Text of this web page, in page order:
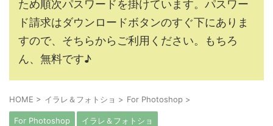
ため順次パスワードを掛けています。パスワー
ド請求はダウンロードボタンのすぐ下にありま
すので、そちらからご利用ください。もちろ
ん、無料です♪
HOME > イラレ＆フォトショ > For Photoshop >
For Photoshop イラレ＆フォトショ